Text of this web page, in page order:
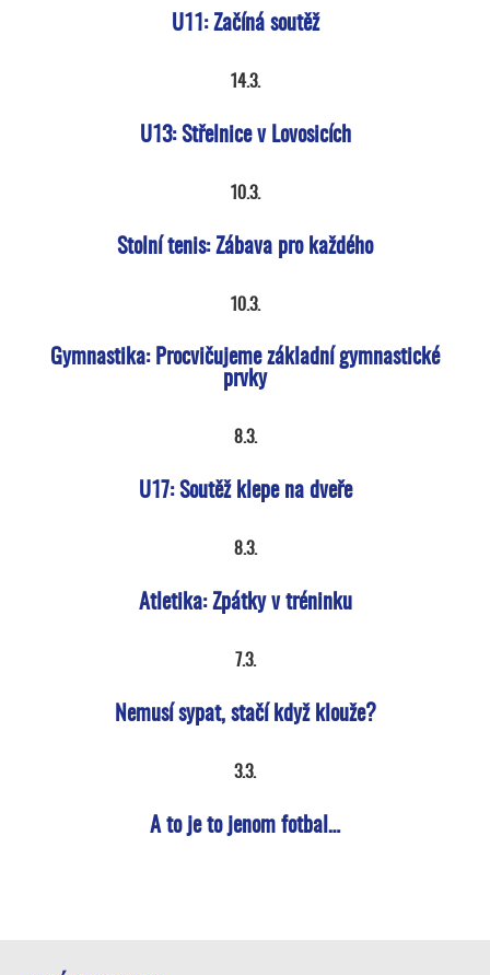
U11: Začíná soutěž
14.3.
U13: Střelnice v Lovosicích
10.3.
Stolní tenis: Zábava pro každého
10.3.
Gymnastika: Procvičujeme základní gymnastické
prvky
8.3.
U17: Soutěž klepe na dveře
8.3.
Atletika: Zpátky v tréninku
7.3.
Nemusí sypat, stačí když klouže?
3.3.
A to je to jenom fotbal…